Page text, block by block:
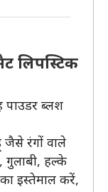
लिपस्टिक
पाउडर ब्लश
रंगों वाले
गुलाबी, हल्के
इस्तेमाल करें,